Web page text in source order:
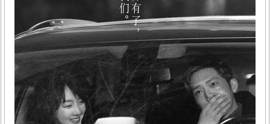
소재가 돋보이는 로맨틱 코미디예요. 주인공들이 서로 가까
워지며 벌어지는 이야기 속엔 사회적인 문제도 함께 담겨 있
답니다. 웃음과 감동 모두 잡은 웰메이드 드라마에요. 정주행
해 보시는 것 어떠신가요? 언내추럴 (Unnatural) 법의학자
가 시체 부검을..